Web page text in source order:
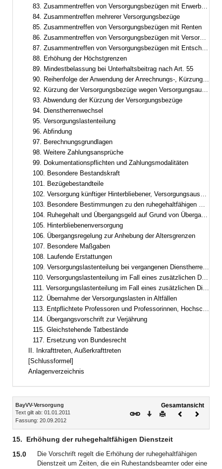
83. Zusammentreffen von Versorgungsbezügen mit Erwerbs- und Erwerbsersatzeinkommen
84. Zusammentreffen mehrerer Versorgungsbezüge
85. Zusammentreffen von Versorgungsbezügen mit Renten
86. Zusammentreffen von Versorgungsbezügen mit Versorgung aus zwischenstaatlicher und überstaatlicher Verwendung
87. Zusammentreffen von Versorgungsbezügen mit Entschädigung oder Versorgungsbezügen nach dem Abgeordnetenstatut des Europäischen Parlaments
88. Erhöhung der Höchstgrenzen
89. Mindestbelassung bei Unterhaltsbeitrag nach Art. 55
90. Reihenfolge der Anwendung der Anrechnungs-, Kürzungs- und Ruhensvorschriften
92. Kürzung der Versorgungsbezüge wegen Versorgungsausgleich
93. Abwendung der Kürzung der Versorgungsbezüge
94. Dienstherrenwechsel
95. Versorgungslastenteilung
96. Abfindung
97. Berechnungsgrundlagen
98. Weitere Zahlungsansprüche
99. Dokumentationspflichten und Zahlungsmodalitäten
100. Besondere Bestandskraft
101. Bezügebestandteile
102. Versorgung künftiger Hinterbliebener, Versorgungsausgleich
103. Besondere Bestimmungen zu den ruhegehaltfähigen Bezügen, zur ruhegehaltfähigen Dienstzeit und zum Ruhegehalt
104. Ruhegehalt und Übergangsgeld auf Grund von Übergangsregelungen im Besoldungsrecht
105. Hinterbliebenenversorgung
106. Übergangsregelung zur Anhebung der Altersgrenzen
107. Besondere Maßgaben
108. Laufende Erstattungen
109. Versorgungslastenteilung bei vergangenen Dienstherrenwechseln ohne laufende Erstattung
110. Versorgungslastenteilung im Fall eines zusätzlichen Dienstherrenwechsels nach Art. 95
111. Versorgungslastenteilung im Fall eines zusätzlichen Dienstherrenwechsels nach dem Versorgungslastenteilungs-Staatsvertrag
112. Übernahme der Versorgungslasten in Altfällen
113. Entpflichtete Professoren und Professorinnen, Hochschulleistungsbezüge
114. Übergangsvorschrift zur Verjährung
115. Gleichstehende Tatbestände
117. Ersetzung von Bundesrecht
II. Inkrafttreten, Außerkrafttreten
[Schlussformel]
Anlagenverzeichnis
Inhalt
BayVV-Versorgung
Text gilt ab: 01.01.2011
Fassung: 20.09.2012
Gesamtansicht
Download
DruckenVorheriges
15.
Erhöhung der ruhegehaltfähigen Dienstzeit
15.0
Die Vorschrift regelt die Erhöhung der ruhegehaltfähigen
Dienstzeit um Zeiten, die ein Ruhestandsbeamter oder eine